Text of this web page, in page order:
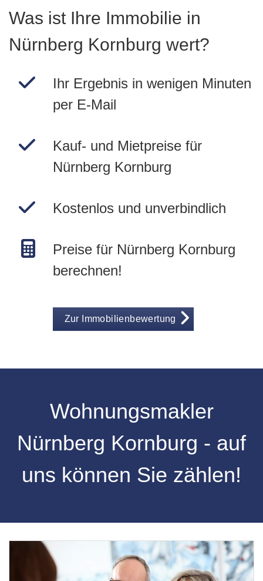
Was ist Ihre Immobilie in
Nürnberg Kornburg wert?
Ihr Ergebnis in wenigen Minuten
per E-Mail
Kauf- und Mietpreise für
Nürnberg Kornburg
Kostenlos und unverbindlich
Preise für Nürnberg Kornburg
berechnen!
Zur Immobilienbewertung
Wohnungsmakler
Nürnberg Kornburg - auf
uns können Sie zählen!